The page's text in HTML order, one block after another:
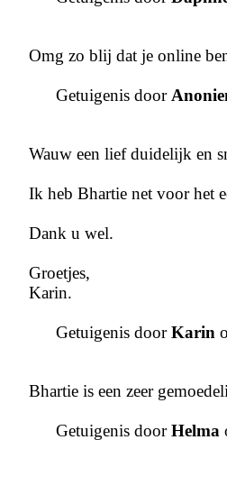
Omg zo blij dat je online
Getuigenis door
Wauw een lief duidelijk en
Ik heb Bhartie net voor het
Dank u wel.
Groetjes,
Karin.
Getuigenis doorKarin
Bhartie is een zeer
Getuigenis doorHelma